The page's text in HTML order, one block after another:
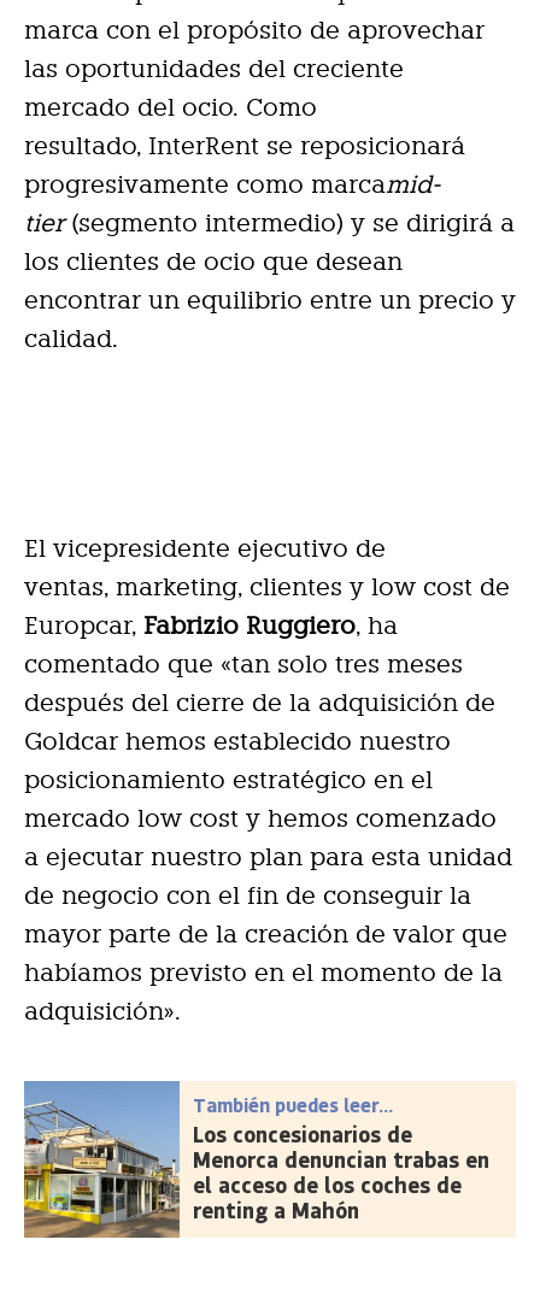
marca con el propósito de aprovechar
las oportunidades del creciente
mercado del ocio. Como
resultado, InterRent se reposicionará
progresivamente como marcamid-
tier(segmento intermedio) y se dirigirá a
los clientes de ocio que desean
encontrar un equilibrio entre un precio y
calidad.
El vicepresidente ejecutivo de
ventas, marketing, clientes y low cost de
Europcar, Fabrizio Ruggiero, ha
comentado que «tan solo tres meses
después del cierre de la adquisición de
Goldcar hemos establecido nuestro
posicionamiento estratégico en el
mercado low cost y hemos comenzado
a ejecutar nuestro plan para esta unidad
de negocio con el fin de conseguir la
mayor parte de la creación de valor que
habíamos previsto en el momento de la
adquisición».
También puedes leer...
Los concesionarios de
Menorca denuncian trabas en
el acceso de los coches de
renting a Mahón